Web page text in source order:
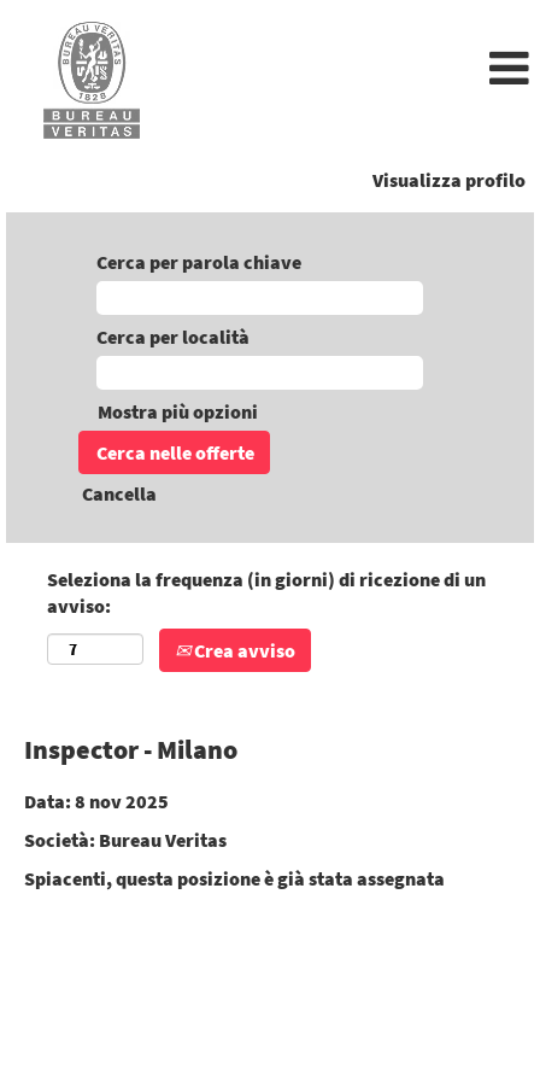
Visualizza profilo
Cerca per parola chiave
Cerca per località
Mostra più opzioni
Cancella
Seleziona la frequenza (in giorni) di ricezione di un
avviso:
Crea avviso
Inspector - Milano
Data: 8 nov 2025
Società: Bureau Veritas
Spiacenti, questa posizione è già stata assegnata